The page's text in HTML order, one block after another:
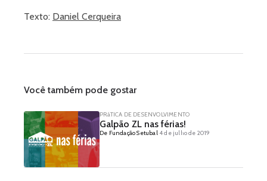
Texto: Daniel Cerqueira
Você também pode gostar
PRáTICA DE DESENVOLVIMENTO
Galpão ZL nas férias!
De Fundação Setubal4 de julho de 2019